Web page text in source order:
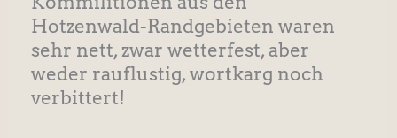
Hotzenwald-Randgebieten waren
sehr nett, zwar wetterfest, aber
weder rauflustig, wortkarg noch
verbittert!